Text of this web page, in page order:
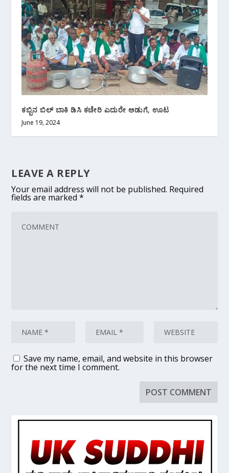
ಕಬ್ಬಿನ ಬಿಲ್ ಬಾಕಿ ಡಿಸಿ ಕಚೇರಿ ಎದುರೇ ಅಡುಗೆ, ಊಟ
June 19, 2024
LEAVE A REPLY
Your email address will not be published. Required
fields are marked*
Save my name, email, and website in this browser
for the next time I comment.